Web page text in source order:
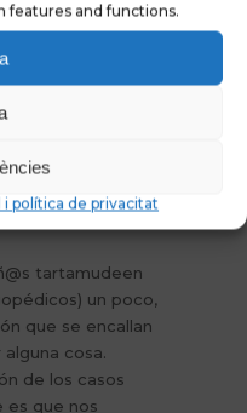
features and functions.
i política de privacitat
que puedo
tartamudeen
un poco,
que se encallan
cosa.
de los casos
es que nos